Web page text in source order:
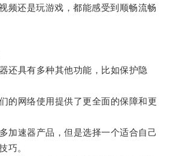
频还是玩游戏，都能感受到顺畅流畅
具有多种其他功能，比如保护隐
网络使用提供了更全面的保障和更
速器产品，但是选择一个适合自己
巧。